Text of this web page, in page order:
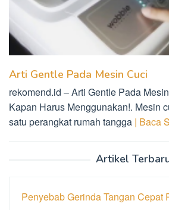
Arti Gentle Pada Mesin Cuci
rekomend.id – Arti Gentle Pada
Kapan Harus Menggunakan!. Mesin
satu perangkat rumah tangga | Baca
Artikel
Penyebab Gerinda Tangan